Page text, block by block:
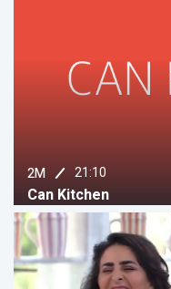
2M 21:10
Can Kitchen